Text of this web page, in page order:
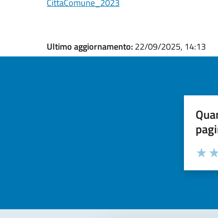
CittaComune_2023
Ultimo aggiornamento:22/09/2025, 14:13
Valuta